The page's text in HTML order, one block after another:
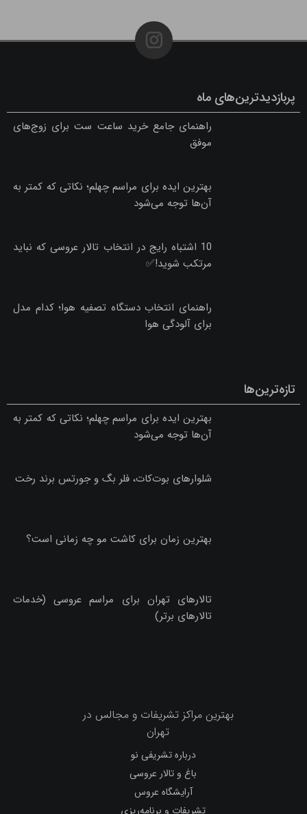
پربازدیدترین‌های ماه
راهنمای جامع خرید ساعت ست برای زوج‌های
موفق
بهترین ایده برای مراسم چهلم؛ نکاتی که کمتر به
آن‌ها توجه می‌شود
10 اشتباه رایج در انتخاب تالار عروسی که نباید
مرتکب شوید!✅
راهنمای انتخاب دستگاه تصفیه هوا؛ کدام مدل
برای آلودگی هوا
تازه‌ترین‌ها
بهترین ایده برای مراسم چهلم؛ نکاتی که کمتر به
آن‌ها توجه می‌شود
شلوارهای بوت‌کات، فلر بگ و جورتس برند رخت
بهترین زمان برای کاشت مو چه زمانی است؟
تالارهای تهران برای مراسم عروسی (خدمات
تالارهای برتر)
بهترین مراکز تشریفات و مجالس در
تهران
درباره تشریفی نو
باغ و تالار عروسی
آرایشگاه عروس
تشریفات و برنامه‌ریزی